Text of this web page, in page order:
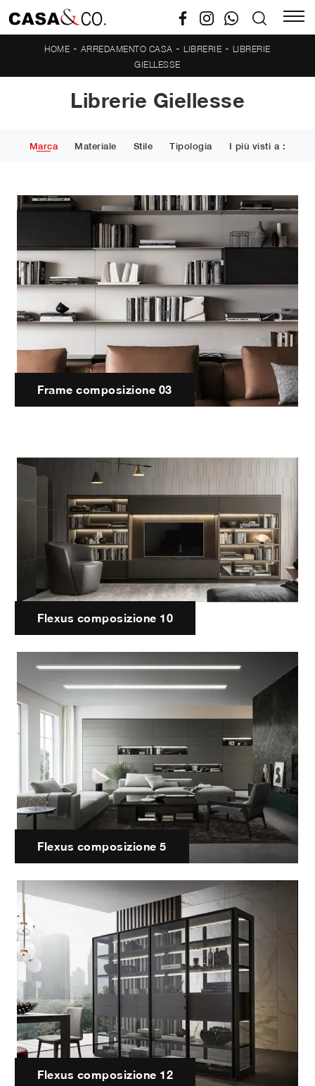
HOME - ARREDAMENTO CASA -LIBRERIE - LIBRERIE
GIELLESSE
Librerie Giellesse
Marca Materiale Stile Tipologia I più visti a :
Frame composizione 03
Flexus composizione 10
Flexus composizione 5
Flexus composizione 12